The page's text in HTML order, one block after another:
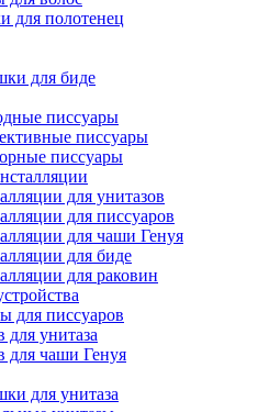
для полотенец
для биде
писсуары
писсуары
писсуары
для унитазов
для писсуаров
для чаши Генуя
для биде
для раковин
для писсуаров
унитаза
для чаши Генуя
для унитаза